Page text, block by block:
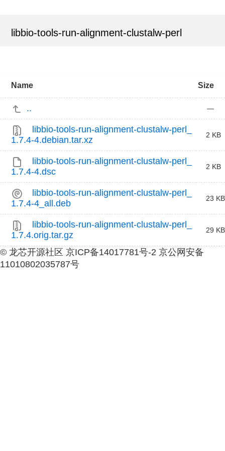
libbio-tools-run-alignment-clustalw-perl
Name Size
.. —
libbio-tools-run-alignment-clustalw-perl_
1.7.4-4.debian.tar.xz
2 KB
libbio-tools-run-alignment-clustalw-perl_
1.7.4-4.dsc
2 KB
libbio-tools-run-alignment-clustalw-perl_
1.7.4-4_all.deb
23 KB
libbio-tools-run-alignment-clustalw-perl_
1.7.4.orig.tar.gz
29 KB
© 龙芯开源社区 京ICP备14017781号-2 京公网安备
11010802035787号